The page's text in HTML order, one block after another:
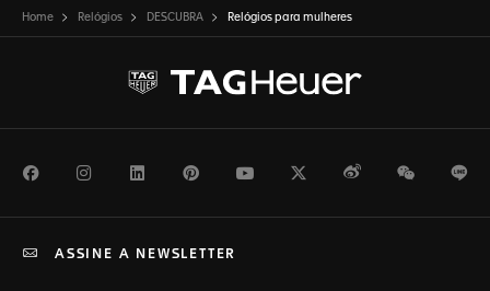
Home Relógios DESCUBRA Relógios para mulheres
FacebookInstagramLinkedInPinterestYoutubeTwitterWeiboWeChat
ASSINE A NEWSLETTER